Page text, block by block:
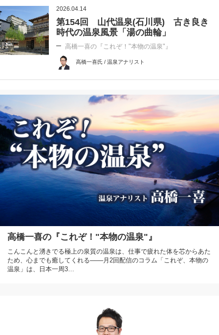
2026.04.14
第154回 山代温泉(石川県) 古き良き
時代の温泉風景「湯の曲輪」
高橋一喜の『これぞ！"本物の温泉"』
高橋一喜氏 / 温泉アナリスト
高橋一喜の『これぞ！"本物の温泉"』
こんこんと湧きでる極上の泉質の温泉は、仕事で疲れた体を芯からあた
ため、心までも癒してくれる───月2回配信のコラム「これぞ、本物の
温泉」は、日本一周3…